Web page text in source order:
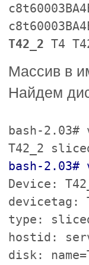
T42_2 T4
Массив в
Найдем
bash-
T42_2
bash-
Device:
devicetag:
type:
hostid:
disk: